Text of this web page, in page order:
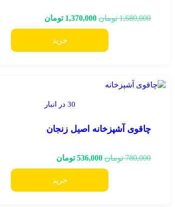
1,680,000 تومان 1,370,000 تومان
خرید
30 در انبار
چاقوی آشپزخانه اصیل زنجان
780,000 تومان 536,000 تومان
خرید